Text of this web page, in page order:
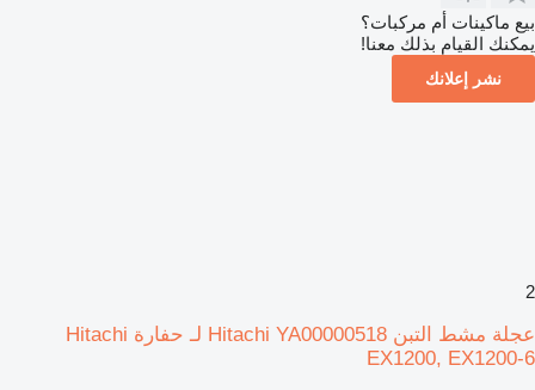
بيع ماكينات أم مركبات؟
يمكنك القيام بذلك معنا!
نشر إعلانك
2
عجلة مشط التبن Hitachi YA00000518 لـ حفارة Hitachi
EX1200, EX1200-6